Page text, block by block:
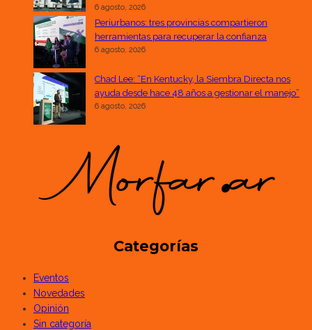
6 agosto, 2026
Periurbanos: tres provincias compartieron
herramientas para recuperar la confianza
6 agosto, 2026
Chad Lee: “En Kentucky, la Siembra Directa nos
ayuda desde hace 48 años a gestionar el manejo”
6 agosto, 2026
Categorías
Eventos
Novedades
Opinión
Sin categoría